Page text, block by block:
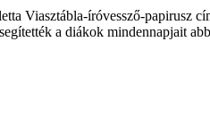
Viasztábla-íróvessző-papirusz
a diákok mindennapjait